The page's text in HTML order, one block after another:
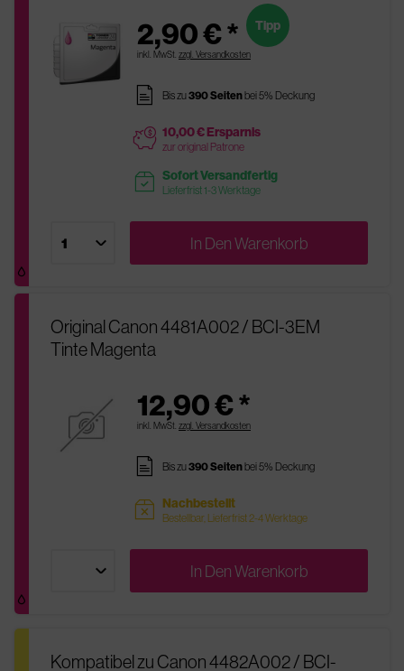
2,90 € *
inkl. MwSt. zzgl. Versandkosten
Tipp
pages Bis zu390 Seitenbei 5% Deckung
price 10,00 € Ersparnis
zur original Patrone
readytoship Sofort Versandfertig
Lieferfrist 1-3 Werktage
In DenWarenkorb
Original Canon 4481A002 / BCI-3EM
Tinte Magenta
12,90 € *
inkl. MwSt. zzgl. Versandkosten
pages Bis zu390 Seitenbei 5% Deckung
sold Nachbestellt
Bestellbar, Lieferfrist 2-4 Werktage
In DenWarenkorb
Kompatibel zu Canon 4482A002 / BCI-